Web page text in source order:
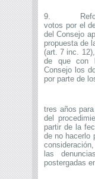
9. Reforma
votos por el
del Consejo
propuesta de
(art. 7 inc.
de que con
Consejo los
por parte de
10.
tres años
del
partir de la
de no hacerlo
las
postergadas